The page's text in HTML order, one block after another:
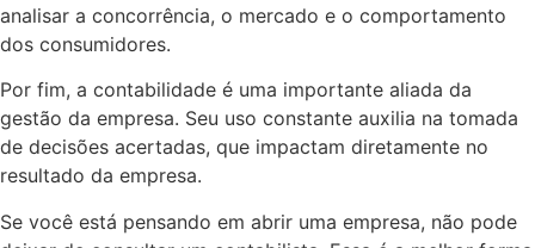
analisar a concorrência, o mercado e o comportamento
dos consumidores.
Por fim, a contabilidade é uma importante aliada da
gestão da empresa. Seu uso constante auxilia na tomada
de decisões acertadas, que impactam diretamente no
resultado da empresa.
Se você está pensando em abrir uma empresa, não pode